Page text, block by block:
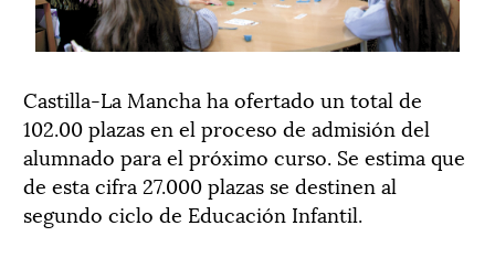
Castilla-La Mancha ha ofertado un total de
102.00 plazas en el proceso de admisión del
alumnado para el próximo curso. Se estima que
de esta cifra 27.000 plazas se destinen al
segundo ciclo de Educación Infantil.